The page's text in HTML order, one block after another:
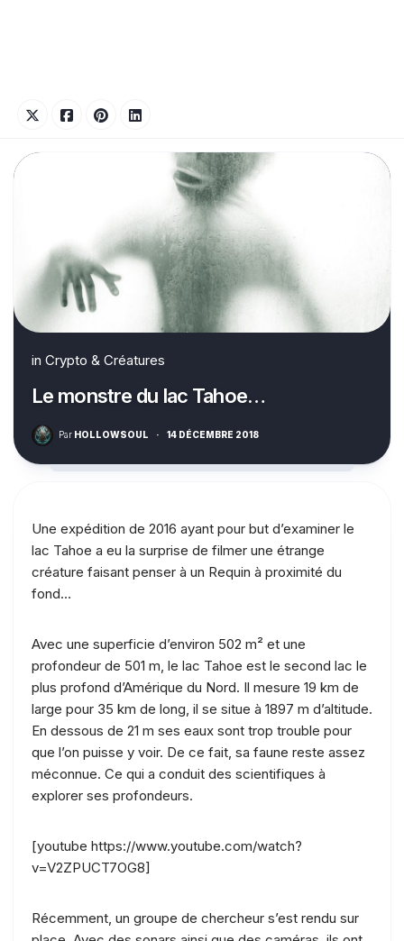
in Crypto & Créatures
Le monstre du lac Tahoe…
Par HOLLOWSOUL · 14 DÉCEMBRE 2018
Une expédition de 2016 ayant pour but d’examiner le
lac Tahoe a eu la surprise de filmer une étrange
créature faisant penser à un Requin à proximité du
fond…
Avec une superficie d’environ 502 m² et une
profondeur de 501 m, le lac Tahoe est le second lac le
plus profond d’Amérique du Nord. Il mesure 19 km de
large pour 35 km de long, il se situe à 1897 m d’altitude.
En dessous de 21 m ses eaux sont trop trouble pour
que l’on puisse y voir. De ce fait, sa faune reste assez
méconnue. Ce qui a conduit des scientifiques à
explorer ses profondeurs.
[youtube https://www.youtube.com/watch?
v=V2ZPUCT7OG8]
Récemment, un groupe de chercheur s’est rendu sur